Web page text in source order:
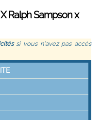
X Ralph Sampson x
si vous n'avez pas accès